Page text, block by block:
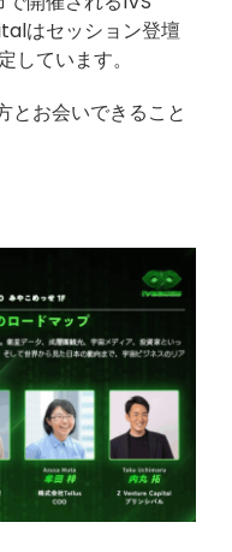
はセッション登壇
しています。
とお会いできること